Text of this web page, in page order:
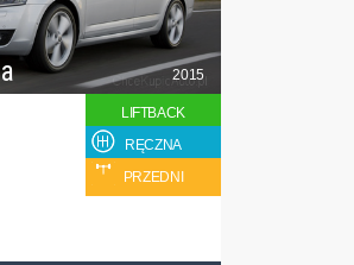
2015
LIFTBACK
RĘCZNA
PRZEDNI